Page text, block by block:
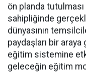
ön planda
sahipliğinde
dünyasının
paydaşları bir
eğitim sistemine
geleceğin eğitim